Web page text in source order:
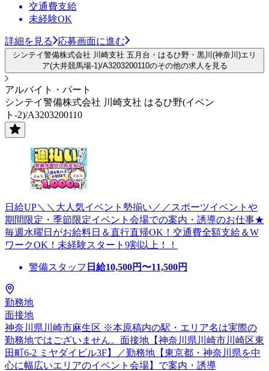
交通費支給
未経験OK
詳細を見る 応募画面に進む
シンテイ警備株式会社 川崎支社 五月台・はるひ野・黒川(神奈川)エリ
ア(大井競馬場-1)/A3203200110のその他の求人を見る
アルバイト・パート
シンテイ警備株式会社 川崎支社 はるひ野(イベン
ト-2)/A3203200110
日給UP＼＼大人気イベント勢揃い／／スポーツイベントや
期間限定・季節限定イベント会場での案内・誘導のお仕事★
毎週水曜日がお給料日＆直行直帰OK！交通費全額支給＆W
ワークOK！未経験スタート9割以上！！
警備スタッフ 日給10,500円〜11,500円
勤務地
面接地
神奈川県川崎市麻生区 ※本原稿内の駅・エリア名は実際の
勤務地ではございません。面接地【神奈川県川崎市川崎区東
田町6-2 ミヤダイビル3F】／勤務地【東京都・神奈川県を中
心に幅広いエリアのイベント会場】で案内・誘導